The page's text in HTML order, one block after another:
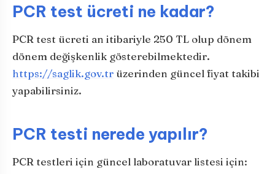
PCR test ücreti ne kadar?
PCR test ücreti an itibariyle 250 TL olup dönem
dönem değişkenlik gösterebilmektedir.
https://saglik.gov.tr üzerinden güncel fiyat takibi
yapabilirsiniz.
PCR testi nerede yapılır?
PCR testleri için güncel laboratuvar listesi için: